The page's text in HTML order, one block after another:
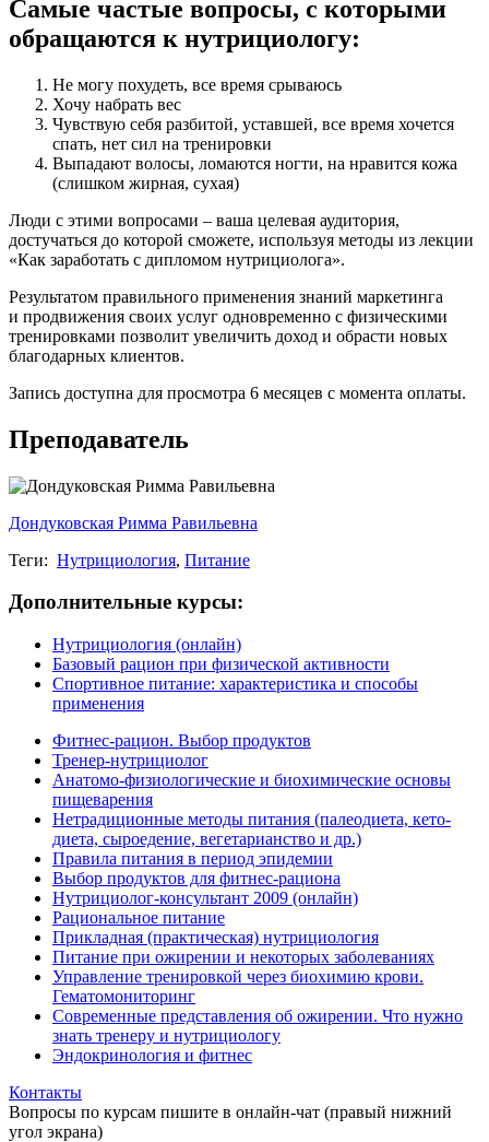
Самые частые вопросы, с которыми
обращаются к нутрициологу:
Не могу похудеть, все время срываюсь
Хочу набрать вес
Чувствую себя разбитой, уставшей, все время хочется
спать, нет сил на тренировки
Выпадают волосы, ломаются ногти, на нравится кожа
(слишком жирная, сухая)
Люди с этими вопросами – ваша целевая аудитория,
достучаться до которой сможете, используя методы из лекции
«Как заработать с дипломом нутрициолога».
Результатом правильного применения знаний маркетинга
и продвижения своих услуг одновременно с физическими
тренировками позволит увеличить доход и обрасти новых
благодарных клиентов.
Запись доступна для просмотра 6 месяцев с момента оплаты.
Преподаватель
Дондуковская Римма Равильевна
Теги: Нутрициология, Питание
Дополнительные курсы:
Нутрициология (онлайн)
Базовый рацион при физической активности
Спортивное питание: характеристика и способы
применения
Фитнес-рацион. Выбор продуктов
Тренер-нутрициолог
Анатомо-физиологические и биохимические основы
пищеварения
Нетрадиционные методы питания (палеодиета, кето-
диета, сыроедение, вегетарианство и др.)
Правила питания в период эпидемии
Выбор продуктов для фитнес-рациона
Нутрициолог-консультант 2009 (онлайн)
Рациональное питание
Прикладная (практическая) нутрициология
Питание при ожирении и некоторых заболеваниях
Управление тренировкой через биохимию крови.
Гематомониторинг
Современные представления об ожирении. Что нужно
знать тренеру и нутрициологу
Эндокринология и фитнес
Контакты
Вопросы по курсам пишите в онлайн-чат (правый нижний
угол экрана)